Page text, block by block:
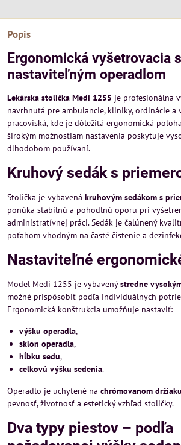
Popis
Ergonomická vyšetrovacia
nastaviteľným operadlom
Lekárska stolička Medi 1255 je profesionálna
navrhnutá pre ambulancie, kliniky, ordinácie a
pracoviská, kde je dôležitá ergonomická
širokým možnostiam nastavenia poskytuje
dlhodobom používaní.
Kruhový sedák s
Stolička je vybavená kruhovým sedákom s
ponúka stabilnú a pohodlnú oporu pri
administratívnej práci. Sedák je čalúnený
poťahom vhodným na časté čistenie a
Nastaviteľné
Model Medi 1255 je vybavenýstredne
možné prispôsobiť podľa individuálnych
Ergonomická konštrukcia umožňuje nastaviť:
výšku operadla,
sklon operadla,
hĺbku sedu,
celkovú výšku sedenia.
Operadlo je uchytené na chrómovanom držiaku
pevnosť, životnosť a estetický vzhľad stoličky.
Dva typy piestov – podľa